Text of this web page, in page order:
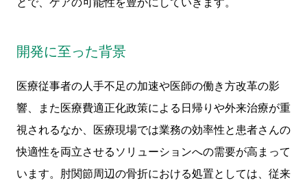
開発に至った背景
医療従事者の人手不足の加速や医師の働き方改革の影
響、また医療費適正化政策による日帰りや外来治療が重
視されるなか、医療現場では業務の効率性と患者さんの
快適性を両立させるソリューションへの需要が高まって
います。肘関節周辺の骨折における処置としては、従来